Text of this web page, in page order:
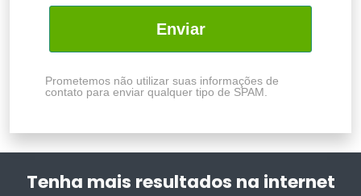
Enviar
Prometemos não utilizar suas informações de
contato para enviar qualquer tipo de SPAM.
Tenha mais resultados na internet